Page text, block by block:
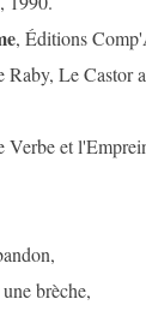
, Éditions
Raby, Le Castor
Verbe et
brèche,